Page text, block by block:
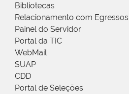
Bibliotecas
Relacionamento com Egressos
Painel do Servidor
Portal da TIC
WebMail
SUAP
CDD
Portal de Seleções